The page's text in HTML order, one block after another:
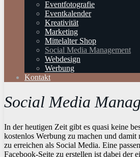
Eventfotografie
Eventkalender
Kreativität
Marketing
Mittelalter Shop
Social Media Management
Webdesign
Werbung
Kontakt
Social Media
In der heutigen Zeit gibt es quasi keine
kostenlos Werbung zu machen und
zu erreichen als Social Media. Eine
Facebook-Seite zu erstellen ist dabei der